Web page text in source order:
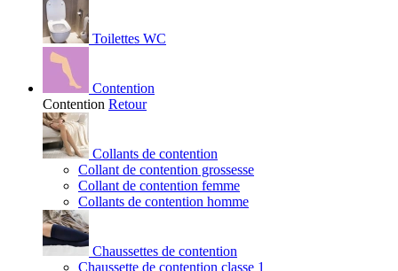
Toilettes WC
Contention
Contention Retour
Collants de contention
Collant de contention grossesse
Collant de contention femme
Collants de contention homme
Chaussettes de contention
Chaussette de contention classe 1